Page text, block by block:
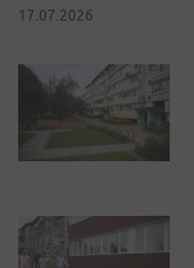
17.07.2026